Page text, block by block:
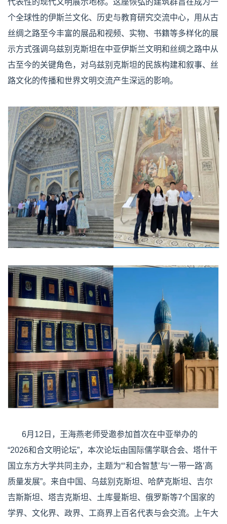
个全球性的伊斯兰文化、历史与教育研究交流中心，用从古
丝绸之路至今丰富的展品和视频、实物、书籍等多样化的展
示方式强调乌兹别克斯坦在中亚伊斯兰文明和丝绸之路中从
古至今的关键角色，对乌兹别克斯坦的民族构建和叙事、丝
路文化的传播和世界文明交流产生深远的影响。
6月12日，王海燕老师受邀参加首次在中亚举办的
“2026和合文明论坛”，本次论坛由国际儒学联合会、塔什干
国立东方大学共同主办，主题为“‘和合智慧’与‘一带一路’高
质量发展”。来自中国、乌兹别克斯坦、哈萨克斯坦、吉尔
吉斯斯坦、塔吉克斯坦、土库曼斯坦、俄罗斯等7个国家的
学界、文化界、政界、工商界上百名代表与会交流。上午大